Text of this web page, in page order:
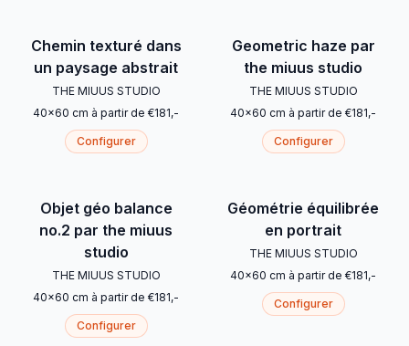
Chemin texturé dans
un paysage abstrait
THE MIUUS STUDIO
40x60 cm à partir de €181,-
Configurer
Geometric haze par
the miuus studio
THE MIUUS STUDIO
40x60 cm à partir de €181,-
Configurer
Objet géo balance
no.2 par the miuus
studio
THE MIUUS STUDIO
40x60 cm à partir de €181,-
Configurer
Géométrie équilibrée
en portrait
THE MIUUS STUDIO
40x60 cm à partir de €181,-
Configurer